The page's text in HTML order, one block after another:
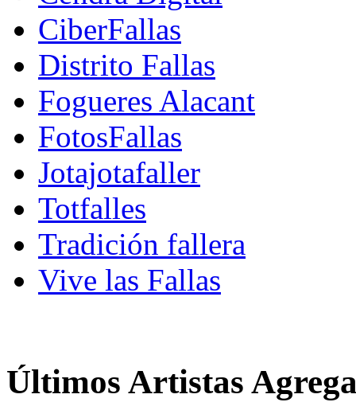
CiberFallas
Distrito Fallas
Fogueres Alacant
FotosFallas
Jotajotafaller
Totfalles
Tradición fallera
Vive las Fallas
Últimos Artistas